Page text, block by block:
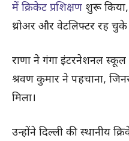
में क्रिकेट प्रशिक्षण शुरू किया,
थ्रोअर और वेटलिफ्टर रह चुके
राणा ने गंगा इंटरनेशनल
श्रवण कुमार ने पहचाना,
मिला।
उन्होंने दिल्ली की स्थानीय